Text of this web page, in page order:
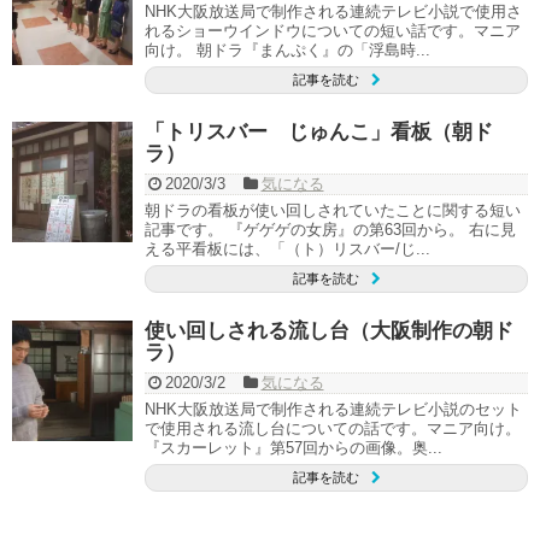
NHK大阪放送局で制作される連続テレビ小説で使用さ
れるショーウインドウについての短い話です。マニア
向け。 朝ドラ『まんぷく』の「浮島時...
記事を読む
「トリスバー じゅんこ」看板（朝ド
ラ）
2020/3/3
気になる
朝ドラの看板が使い回しされていたことに関する短い
記事です。 『ゲゲゲの女房』の第63回から。 右に見
える平看板には、「（ト）リスバー/じ...
記事を読む
使い回しされる流し台（大阪制作の朝ド
ラ）
2020/3/2
気になる
NHK大阪放送局で制作される連続テレビ小説のセット
で使用される流し台についての話です。マニア向け。
『スカーレット』第57回からの画像。奥...
記事を読む